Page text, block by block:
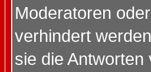
Moderatoren
verhindert
sie die Antworten